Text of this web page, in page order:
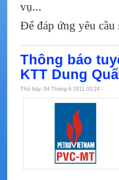
vụ...
Để đáp ứng yêu
Thông báo
KTT Dung
Thứ bảy, 04 Tháng 6 2011 03:24